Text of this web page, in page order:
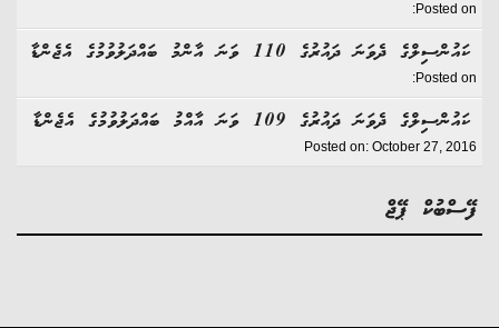
Posted
ދެވަނަ ދައުރުގެ 110 ވަނަ އާންމު ބައްދަލުވުމުގެ އެޖެންޑާ
Posted
ދެވަނަ ދައުރުގެ 109 ވަނަ އާއްމު ބައްދަލުވުމުގެ އެޖެންޑާ
Posted on: October 27,
ޕޭޖް